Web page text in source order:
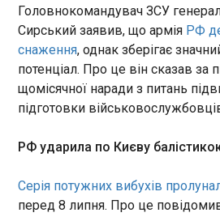
Одіозний
політик
який
намір
ЧИТАТЬ
04:15:40
погодних умов. Керівники
здоров’я попередили, що
Головнокомандувач ЗСУ
Сирський заявив, що армія РФ
снаження, однак зберігає
потенціал. Про це він сказав за
щомісячної наради з питань
підготовки військовослужбовців
РФ ударила по Києву
Серія потужних вибухів
перед 8 липня. Про це